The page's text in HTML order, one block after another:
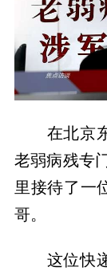
在北京
老弱病残专
里接待了
哥。
这位快